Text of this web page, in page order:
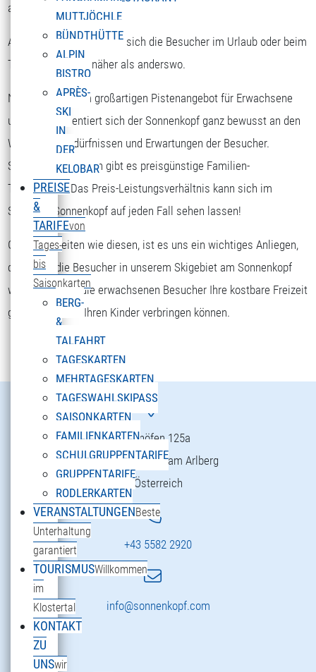
MUTTJÖCHLE
BÜNDTHÜTTE
ALPIN
BISTRO
APRÈS-
SKI
IN
DER
KELOBAR
PREISE
&
TARIFEvon
Tages-
bis
Saisonkarten
BERG-
&
TALFAHRT
TAGESKARTEN
MEHRTAGESKARTEN
TAGESWAHLSKIPASS
SAISONKARTEN
FAMILIENKARTEN
SCHULGRUPPENTARIFE
GRUPPENTARIFE
RODLERKARTEN
VERANSTALTUNGENBeste
Unterhaltung
garantiert
TOURISMUSWillkommen
im
Klostertal
KONTAKT
ZU
UNSwir
auszuborgen.
Am Sonnenkopf kommen sich die Besucher im Urlaub oder beim
Tagesausflug viel näher als anderswo.
Nicht nur mit dem großartigen Pistenangebot für Erwachsene
und Kinder orientiert sich der Sonnenkopf ganz bewusst an den
Wünschen, Bedürfnissen und Erwartungen der Besucher.
Speziell für Familien gibt es preisgünstige Familien-
Tageskarten. Das Preis-Leistungsverhältnis kann sich im
Skigebiet Sonnenkopf auf jeden Fall sehen lassen!
Gerade in Zeiten wie diesen, ist es uns ein wichtiges Anliegen,
dass sich die Besucher in unserem Skigebiet am Sonnenkopf
wohlfühlen und die erwachsenen Besucher Ihre kostbare Freizeit
gemeinsam mit Ihren Kinder verbringen können.
Danöfen 125a
6754 Klösterle am Arlberg
Österreich
+43 5582 2920
info@sonnenkopf.com